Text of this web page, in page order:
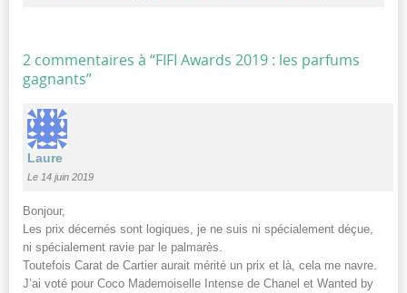
2 commentaires à “FIFI Awards 2019 : les parfums
gagnants”
Laure
Le 14 juin 2019
Bonjour,
Les prix décernés sont logiques, je ne suis ni spécialement déçue,
ni spécialement ravie par le palmarès.
Toutefois Carat de Cartier aurait mérité un prix et là, cela me navre.
J’ai voté pour Coco Mademoiselle Intense de Chanel et Wanted by